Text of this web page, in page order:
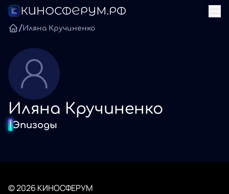
/Иляна Кручиненко
Иляна Кручиненко
Эпизоды
© 2026 КИНОСФЕРУМ